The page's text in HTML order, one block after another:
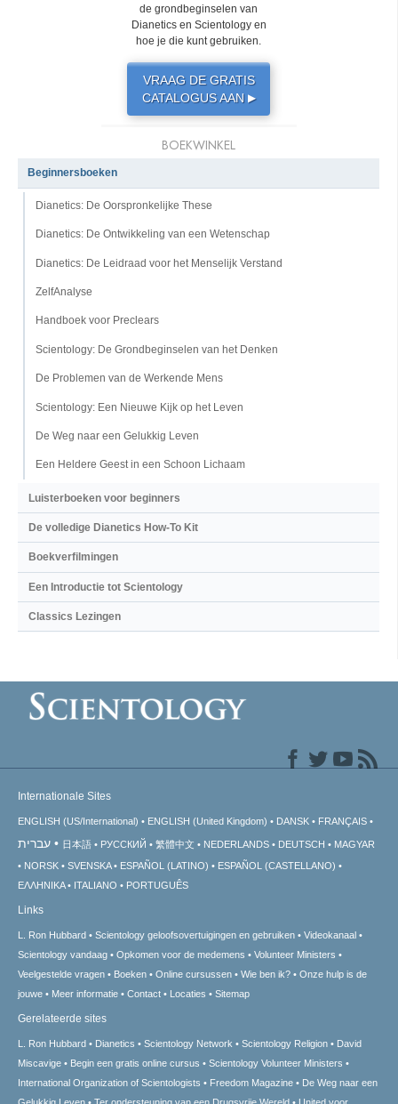
de grondbeginselen van
Dianetics en Scientology en
hoe je die kunt gebruiken.
VRAAG DE GRATIS
CATALOGUS AAN ▶
BOEKWINKEL
Beginnersboeken
Dianetics: De Oorspronkelijke These
Dianetics: De Ontwikkeling van een Wetenschap
Dianetics: De Leidraad voor het Menselijk Verstand
ZelfAnalyse
Handboek voor Preclears
Scientology: De Grondbeginselen van het Denken
De Problemen van de Werkende Mens
Scientology: Een Nieuwe Kijk op het Leven
De Weg naar een Gelukkig Leven
Een Heldere Geest in een Schoon Lichaam
Luisterboeken voor beginners
De volledige Dianetics How-To Kit
Boekverfilmingen
Een Introductie tot Scientology
Classics Lezingen
Internationale Sites
ENGLISH (US/International) ENGLISH (United Kingdom) DANSK FRANÇAIS
עברית 日本語 РУССКИЙ 繁體中文 NEDERLANDS DEUTSCH
MAGYAR
NORSK
SVENSKA ESPAÑOL (LATINO)
ESPAÑOL (CASTELLANO)
ΕΛΛΗΝΙΚA
ITALIANO PORTUGUÊS
Links
L. Ron Hubbard Scientology geloofsovertuigingen en gebruiken
Videokanaal
Scientology vandaag
Opkomen voor de medemens
Volunteer Ministers
Veelgestelde vragen
Boeken Online cursussen Wie ben ik?
Onze hulp is de
jouwe
Meer informatie Contact Locaties Sitemap
Gerelateerde sites
L. Ron Hubbard Dianetics Scientology Network Scientology Religion
David
Miscavige
Begin een gratis online cursus
Scientology Volunteer Ministers
International Organization of Scientologists
Freedom Magazine
De Weg naar een